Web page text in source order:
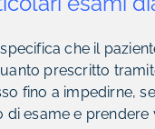
che il
prescritto
fino a impedirne,
di esame e prendere